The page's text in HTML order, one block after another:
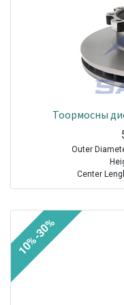
Тоормосны
Outer
Center
Thread
TRAILER|ROR-
10%-30%